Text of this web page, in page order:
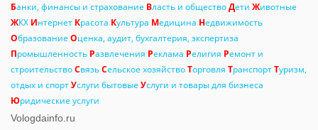
Банки, финансы и страхование Власть и обществоДети Животные
ЖКХ Интернет Красота Культура Медицина Недвижимость
Образование Оценка, аудит, бухгалтерия, экспертиза
Промышленность Развлечения Реклама Религия Ремонт и
строительствоСвязьСельское хозяйствоТорговля ТранспортТуризм,
отдых и спортУслуги бытовые Услуги и товары для бизнеса
Юридические услуги
Vologdainfo.ru